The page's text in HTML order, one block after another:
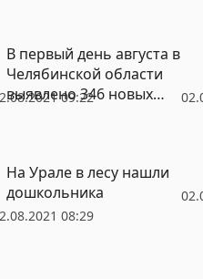
09:22
В первый день августа в
Челябинской области
выявлено 346 новых
08:29
На Урале в лесу нашли
дошкольника